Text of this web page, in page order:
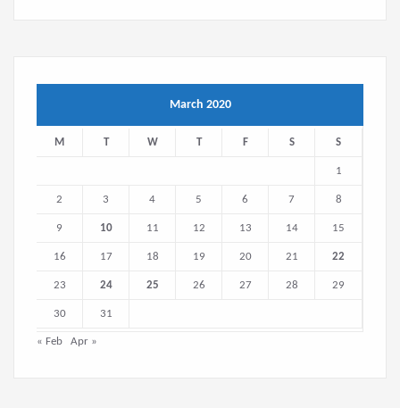
March 2020
M T W T F S S
1
2 3 4 5 6 7 8
9 10 11 12 13 14 15
16 17 18 19 20 21 22
23 24 25 26 27 28 29
30 31
« Feb Apr »